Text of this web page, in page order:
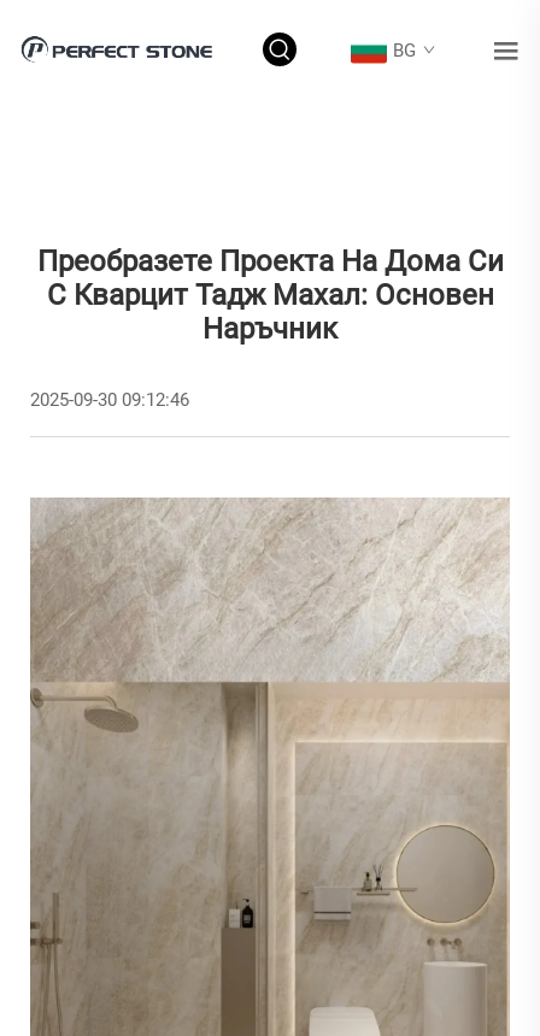
BG
Преобразете Проекта На Дома Си
С Кварцит Тадж Махал: Основен
Наръчник
2025-09-30 09:12:46